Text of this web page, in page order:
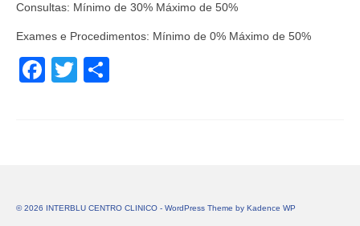
Consultas: Mínimo de 30% Máximo de 50%
Exames e Procedimentos: Mínimo de 0% Máximo de 50%
Facebook
Twitter
© 2026 INTERBLU CENTRO CLINICO - WordPress Theme by Kadence WP